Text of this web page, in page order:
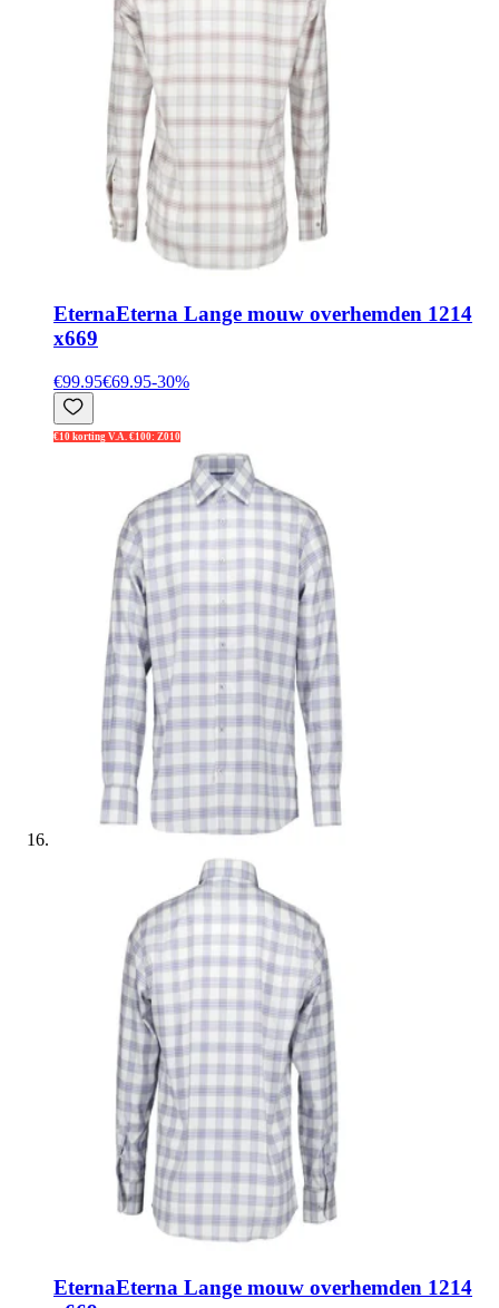
EternaEterna Lange mouw overhemden 1214
x669
€99.95€69.95-30%
€10 korting V.A. €100: Z010
EternaEterna Lange mouw overhemden 1214